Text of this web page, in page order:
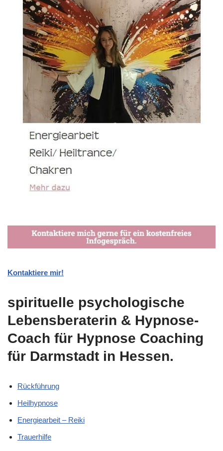
Kontaktiere mir!
spirituelle psychologische
Lebensberaterin & Hypnose-
Coach für Hypnose Coaching
für Darmstadt in Hessen.
Rückführung
Heilhypnose
Energiearbeit – Reiki
Trauerhilfe